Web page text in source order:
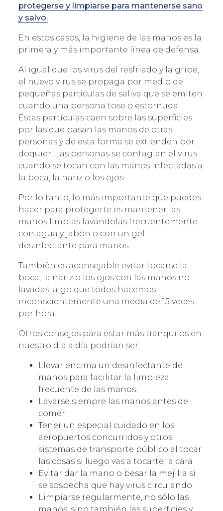
protegerse y limpiarse para mantenerse sano
y salvo.
En estos casos, la higiene de las manos es la
primera y más importante línea de defensa.
Al igual que los virus del resfriado y la gripe,
el nuevo virus se propaga por medio de
pequeñas partículas de saliva que se emiten
cuando una persona tose o estornuda.
Estas partículas caen sobre las superficies
por las que pasan las manos de otras
personas y de esta forma se extienden por
doquier. Las personas se contagian el virus
cuando se tocan con las manos infectadas a
la boca, la nariz o los ojos.
Por lo tanto, lo más importante que puedes
hacer para protegerte es mantener las
manos limpias lavándolas frecuentemente
con agua y jabón o con un gel
desinfectante para manos.
También es aconsejable evitar tocarse la
boca, la nariz o los ojos con las manos no
lavadas, algo que todos hacemos
inconscientemente una media de 15 veces
por hora.
Otros consejos para estar más tranquilos en
nuestro día a día podrían ser:
Llevar encima un desinfectante de
manos para facilitar la limpieza
frecuente de las manos.
Lavarse siempre las manos antes de
comer
Tener un especial cuidado en los
aeropuertos concurridos y otros
sistemas de transporte público al tocar
las cosas si luego vas a tocarte la cara
Evitar dar la mano o besar la mejilla si
se sospecha que hay virus circulando
Limpiarse regularmente, no sólo las